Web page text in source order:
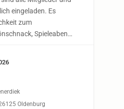
eingeladen. Es
zum
Spieleabend,
! Ab dem
Oldenburg